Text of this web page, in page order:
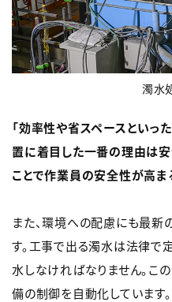
濁水
「効率性や省スペースといっ
置に着目した一番の理由は安
ことで作業員の安全性が高ま
また、環境への配慮にも最新
す。工事で出る濁水は法律で
水しなければなりません。こ
備の制御を自動化しています。